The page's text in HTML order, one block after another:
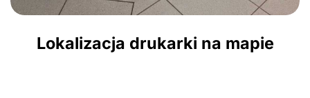
Lokalizacja drukarki na mapie